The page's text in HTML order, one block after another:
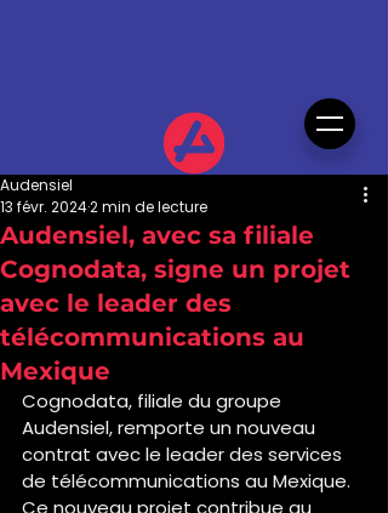
Audensiel, avec sa filiale
Cognodata, signe un projet
avec le leader des
télécommunications au
Mexique
Audensiel
13 févr. 20242 min de lecture
Cognodata, filiale du groupe
Audensiel, remporte un nouveau
contrat avec le leader des services
de télécommunications au Mexique.
Ce nouveau projet contribue au